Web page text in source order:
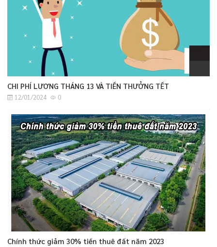
CHI PHÍ LƯƠNG THÁNG 13 VÀ TIỀN THƯỞNG TẾT
12/01/2024 0
Chính thức giảm 30% tiền thuê đất năm 2023